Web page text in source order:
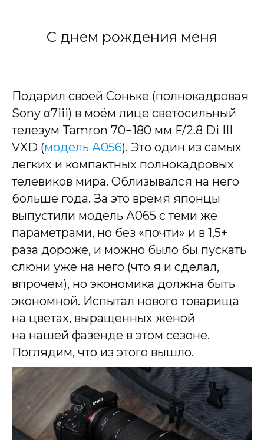
С днем рождения меня
Подарил своей Соньке (полнокадровая
Sony α7iii) в моём лице светосильный
телезум Tamron 70−180 мм F/2.8 Di III
VXD (модель А056). Это один из самых
легких и компактных полнокадровых
телевиков мира. Облизывался на него
больше года. За это время японцы
выпустили модель А065 с теми же
параметрами, но без «почти» и в 1,5+
раза дороже, и можно было бы пускать
слюни уже на него (что я и сделал,
впрочем), но экономика должна быть
экономной. Испытал нового товарища
на цветах, выращенных женой
на нашей фазенде в этом сезоне.
Поглядим, что из этого вышло.